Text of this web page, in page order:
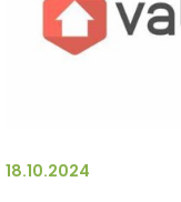
18.10.2024